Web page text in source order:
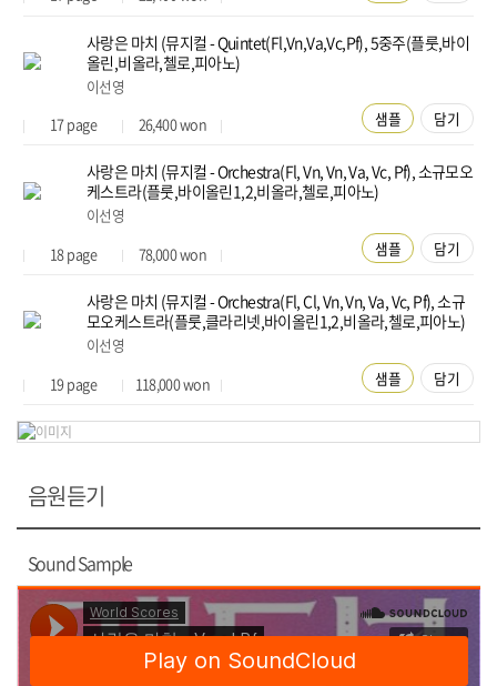
사랑은 마치 (뮤지컬 - Quintet(Fl,Vn,Va,Vc,Pf), 5중주(플룻,바이
올린,비올라,첼로,피아노)
이선영
17page 26,400won 샘플 담기
사랑은 마치 (뮤지컬 - Orchestra(Fl, Vn, Vn, Va, Vc, Pf), 소규모오
케스트라(플룻,바이올린1,2,비올라,첼로,피아노)
이선영
18page 78,000won 샘플 담기
사랑은 마치 (뮤지컬 - Orchestra(Fl, Cl, Vn, Vn, Va, Vc, Pf), 소규
모오케스트라(플룻,클라리넷,바이올린1,2,비올라,첼로,피아노)
이선영
19page 118,000won 샘플 담기
음원듣기
Sound Sample